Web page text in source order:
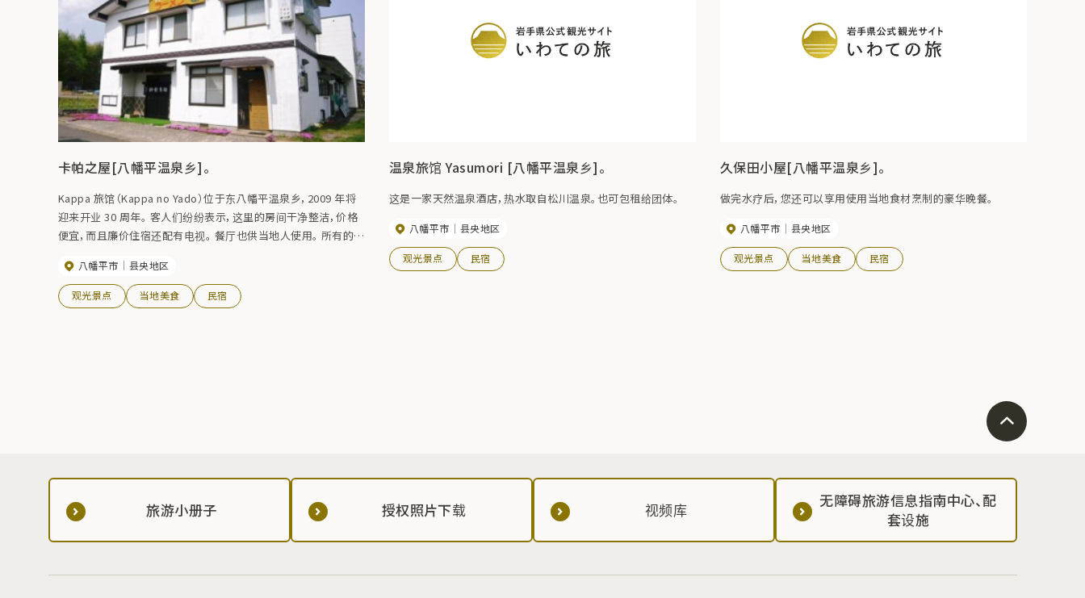
卡帕之屋[八幡平温泉乡]。
Kappa 旅馆（Kappa no Yado）位于东八幡平温泉乡，2009 年将
迎来开业 30 周年。 客人们纷纷表示，这里的房间干净整洁，价格
便宜，而且廉价住宿还配有电视。 餐厅也供当地人使用。 所有的菜
令菜肴。午餐、晚餐或晚上小酌，敬请光临。
八幡平市 县央地区
观光景点 当地美食 民宿
温泉旅馆 Yasumori [八幡平温泉乡]。
这是一家天然温泉酒店，热水取自松川温泉。也可包租给团体。
八幡平市 县央地区
观光景点 民宿
久保田小屋[八幡平温泉乡]。
做完水疗后，您还可以享用使用当地食材烹制的豪华晚餐。
八幡平市 县央地区
观光景点 当地美食 民宿
旅游小册子 授权照片下载 视频库
无障碍旅游信息指南中心、配
套设施